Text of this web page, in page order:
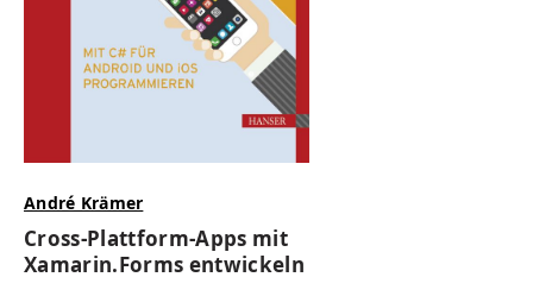
André Krämer
Cross-Plattform-Apps mit
Xamarin.Forms entwickeln